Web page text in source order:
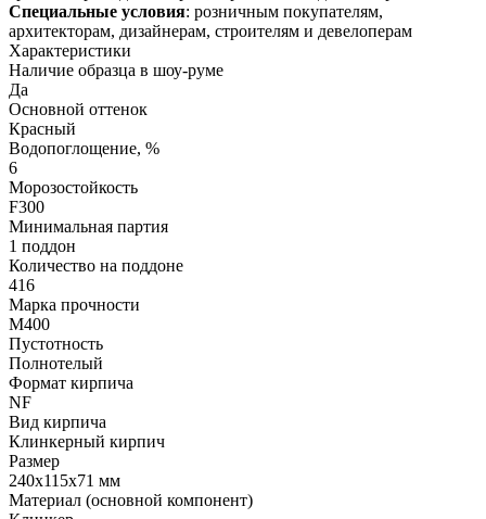
Специальные условия: розничным покупателям,
архитекторам, дизайнерам, строителям и девелоперам
Характеристики
Наличие образца в шоу-руме
Да
Основной оттенок
Красный
Водопоглощение, %
6
Морозостойкость
F300
Минимальная партия
1 поддон
Количество на поддоне
416
Марка прочности
М400
Пустотность
Полнотелый
Формат кирпича
NF
Вид кирпича
Клинкерный кирпич
Размер
240х115х71 мм
Материал (основной компонент)